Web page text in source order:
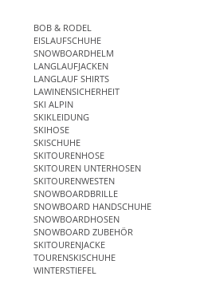
BOB & RODEL
EISLAUFSCHUHE
SNOWBOARDHELM
LANGLAUFJACKEN
LANGLAUF SHIRTS
LAWINENSICHERHEIT
SKI ALPIN
SKIKLEIDUNG
SKIHOSE
SKISCHUHE
SKITOURENHOSE
SKITOUREN UNTERHOSEN
SKITOURENWESTEN
SNOWBOARDBRILLE
SNOWBOARD HANDSCHUHE
SNOWBOARDHOSEN
SNOWBOARD ZUBEHÖR
SKITOURENJACKE
TOURENSKISCHUHE
WINTERSTIEFEL